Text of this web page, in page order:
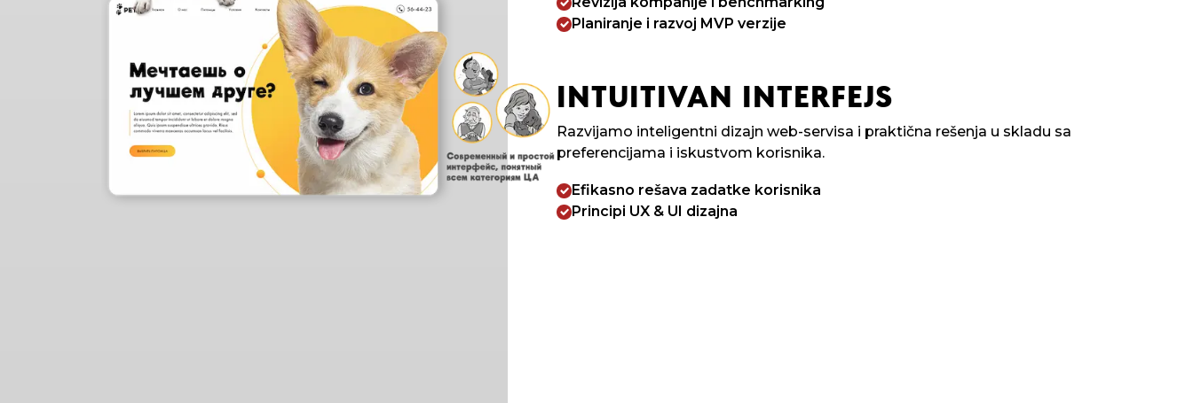
Planiranje i razvoj MVP verzije
INTUITIVAN INTERFEJS
Razvijamo inteligentni dizajn web-servisa i praktična rešenja u skladu sa
preferencijama i iskustvom korisnika.
Efikasno rešava zadatke korisnika
Principi UX & UI dizajna